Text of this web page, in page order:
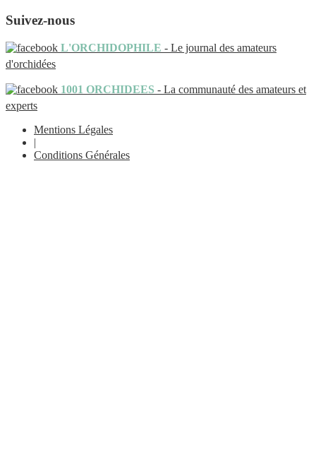
Suivez-nous
L'ORCHIDOPHILE - Le journal des amateurs
d'orchidées
1001 ORCHIDEES - La communauté des amateurs et
experts
Mentions Légales
|
Conditions Générales